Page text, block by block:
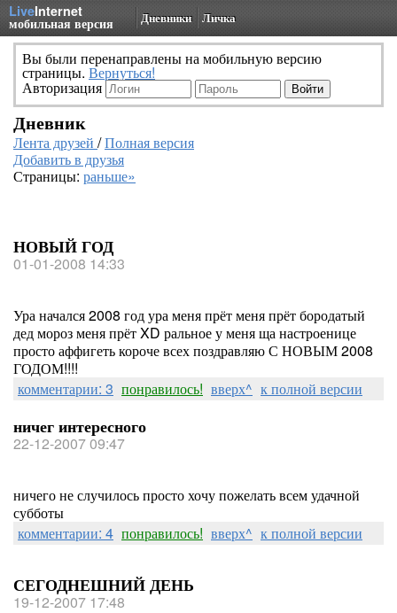
LiveInternet
мобильная версия Дневники Личка
Вы были перенаправлены на мобильную версию
страницы. Вернуться!
Авторизация
Дневник
Лента друзей /Полная версия
Добавить в друзья
Страницы: раньше»
НОВЫЙ ГОД
01-01-2008 14:33
Ура начался 2008 год ура меня прёт меня прёт бородатый
дед мороз меня прёт XD ральное у меня ща настроенице
просто аффигеть короче всех поздравляю С НОВЫМ 2008
ГОДОМ!!!!
комментарии: 3 понравилось! вверх^ к полной версии
ничег интересного
22-12-2007 09:47
ничего не случилось просто хочу пожелать всем удачной
субботы
комментарии: 4 понравилось! вверх^ к полной версии
СЕГОДНЕШНИЙ ДЕНЬ
19-12-2007 17:48